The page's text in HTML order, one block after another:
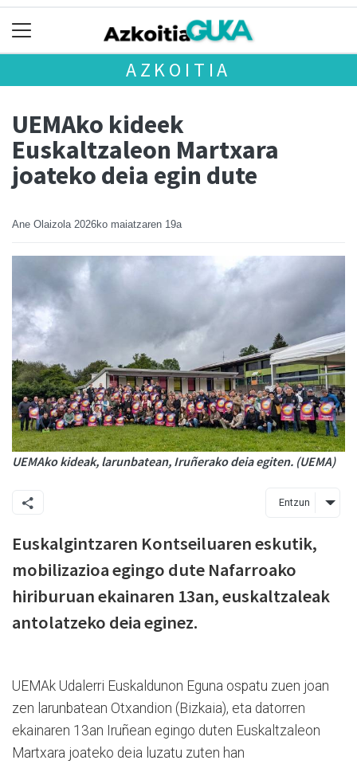
AZKOITIA
UEMAko kideek
Euskaltzaleon Martxara
joateko deia egin dute
Ane Olaizola 2026ko maiatzaren 19a
UEMAko kideak, larunbatean, Iruñerako deia egiten. (UEMA)
Entzun
Euskalgintzaren Kontseiluaren eskutik,
mobilizazioa egingo dute Nafarroako
hiriburuan ekainaren 13an, euskaltzaleak
antolatzeko deia eginez.
UEMAk Udalerri Euskaldunon Eguna ospatu zuen joan
zen larunbatean Otxandion (Bizkaia), eta datorren
ekainaren 13an Iruñean egingo duten Euskaltzaleon
Martxara joateko deia luzatu zuten han